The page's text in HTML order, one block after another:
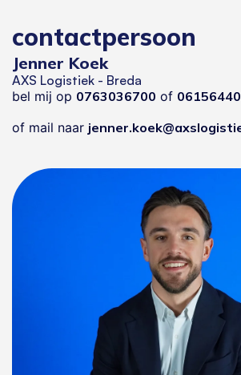
contactpersoon
Jenner Koek
AXS Logistiek - Breda
bel mij op 0763036700 of
of mail naar